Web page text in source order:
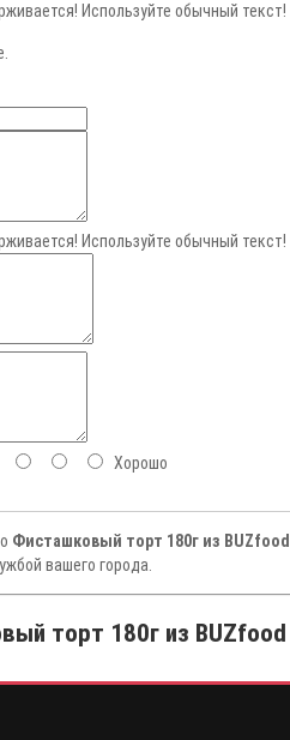
Используйте обычный текст!
Используйте обычный текст!
Хорошо
Фисташковый торт 180г из BUZfood
вашего города.
торт 180г из